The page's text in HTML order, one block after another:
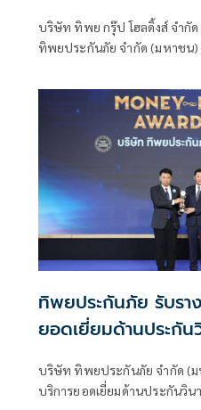
ขององค์กร ตอกย้ำค
ประกันภัยที่ขับเคลื่อ
บริษัท ทิพย กรุ๊ป โฮลดิ้งส์ จำกั
ทิพยประกันภัย จำกัด (มหาชน)
ทิพยประกันภัย รับรา
ยอดเยี่ยมด้านประกัน
บริษัท ทิพยประกันภัย จำกัด (
บริการยอดเยี่ยมด้านประกันวิน